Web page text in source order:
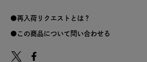
再入荷リクエストとは？
この商品について問い合わせる